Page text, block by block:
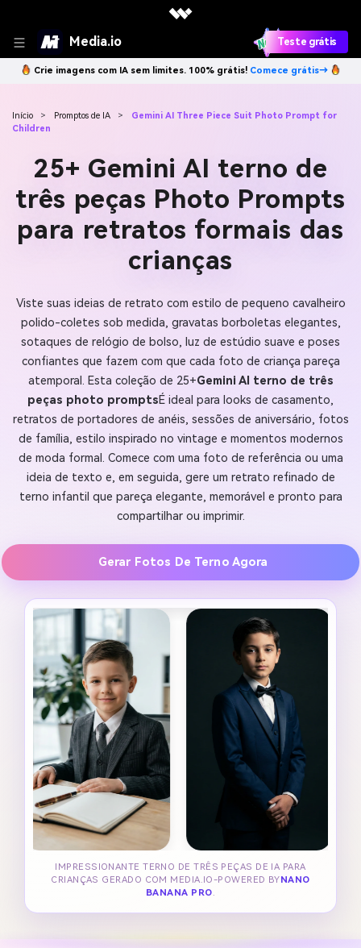
Media.io Teste grátis
Crie imagens com IA sem limites. 100% grátis! Comece grátis→
Início > Promptos de IA >
Gemini AI Three Piece Suit Photo Prompt for
Children
25+ Gemini AI terno de
três peças Photo Prompts
para retratos formais das
crianças
Viste suas ideias de retrato com estilo de pequeno cavalheiro
polido-coletes sob medida, gravatas borboletas elegantes,
sotaques de relógio de bolso, luz de estúdio suave e poses
confiantes que fazem com que cada foto de criança pareça
atemporal. Esta coleção de 25+Gemini AI terno de três
peças photo promptsÉ ideal para looks de casamento,
retratos de portadores de anéis, sessões de aniversário, fotos
de família, estilo inspirado no vintage e momentos modernos
de moda formal. Comece com uma foto de referência ou uma
ideia de texto e, em seguida, gere um retrato refinado de
terno infantil que pareça elegante, memorável e pronto para
compartilhar ou imprimir.
Gerar Fotos De Terno Agora
IMPRESSIONANTE TERNO DE TRÊS PEÇAS DE IA PARA
CRIANÇAS GERADO COM MEDIA.IO-POWERED BY NANO
BANANA PRO.